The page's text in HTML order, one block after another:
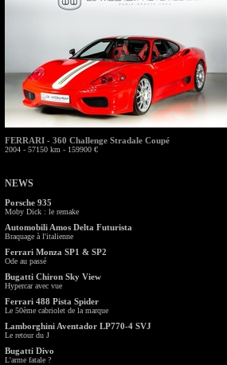
FERRARI - 360 Challenge Stradale Coupé
2004 - 57150 km - 159900 €
NEWS
Porsche 935
Moby Dick : le remake
Automobili Amos Delta Futurista
Braquage à l'italienne
Ferrari Monza SP1 & SP2
Ode au passé
Bugatti Chiron Sky View
Hypercar avec vue
Ferrari 488 Pista Spider
Le 50ème cabriolet de la marque
Lamborghini Aventador LP770-4 SVJ
Le retour du J
Bugatti Divo
L'arme fatale ?